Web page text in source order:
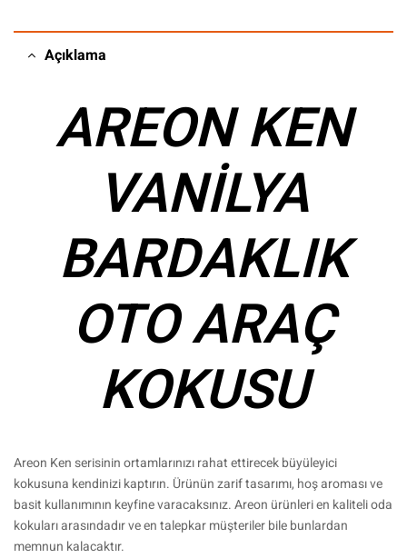
Açıklama
AREON KEN
VANİLYA
BARDAKLIK
OTO ARAÇ
KOKUSU
Areon Ken serisinin ortamlarınızı rahat ettirecek büyüleyici
kokusuna kendinizi kaptırın. Ürünün zarif tasarımı, hoş aroması ve
basit kullanımının keyfine varacaksınız. Areon ürünleri en kaliteli oda
kokuları arasındadır ve en talepkar müşteriler bile bunlardan
memnun kalacaktır.